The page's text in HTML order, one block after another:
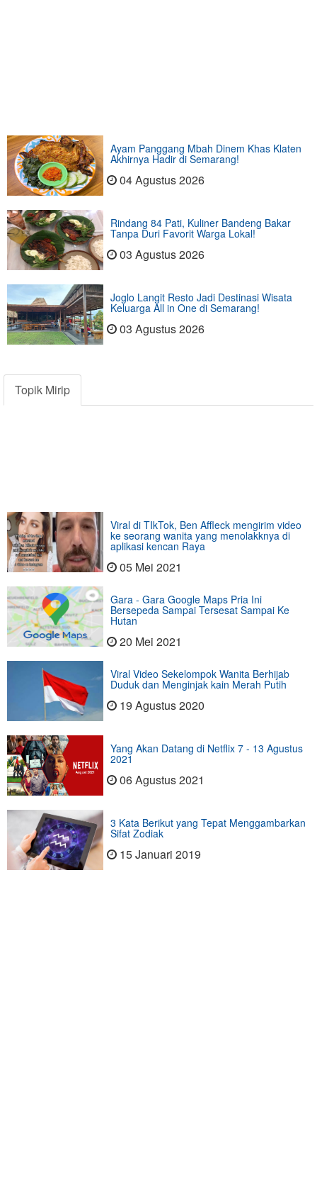
Ayam Panggang Mbah Dinem Khas Klaten
Akhirnya Hadir di Semarang!
04 Agustus 2026
Rindang 84 Pati, Kuliner Bandeng Bakar
Tanpa Duri Favorit Warga Lokal!
03 Agustus 2026
Joglo Langit Resto Jadi Destinasi Wisata
Keluarga All in One di Semarang!
03 Agustus 2026
Topik Mirip
Viral di TIkTok, Ben Affleck mengirim video
ke seorang wanita yang menolakknya di
aplikasi kencan Raya
05 Mei 2021
Gara - Gara Google Maps Pria Ini
Bersepeda Sampai Tersesat Sampai Ke
Hutan
20 Mei 2021
Viral Video Sekelompok Wanita Berhijab
Duduk dan Menginjak kain Merah Putih
19 Agustus 2020
Yang Akan Datang di Netflix 7 - 13 Agustus
2021
06 Agustus 2021
3 Kata Berikut yang Tepat Menggambarkan
Sifat Zodiak
15 Januari 2019